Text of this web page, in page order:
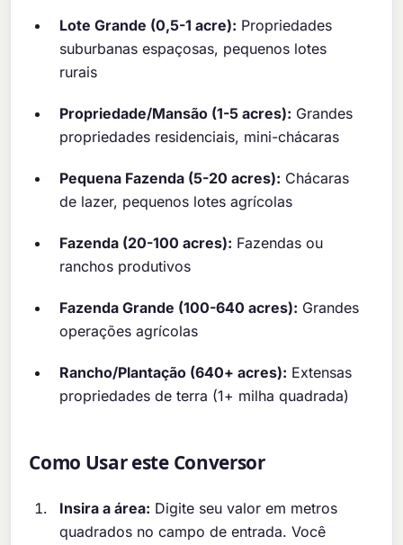
Lote Grande (0,5-1 acre): Propriedades
suburbanas espaçosas, pequenos lotes
rurais
Propriedade/Mansão (1-5 acres): Grandes
propriedades residenciais, mini-chácaras
Pequena Fazenda (5-20 acres): Chácaras
de lazer, pequenos lotes agrícolas
Fazenda (20-100 acres): Fazendas ou
ranchos produtivos
Fazenda Grande (100-640 acres): Grandes
operações agrícolas
Rancho/Plantação (640+ acres): Extensas
propriedades de terra (1+ milha quadrada)
Como Usar este Conversor
Insira a área: Digite seu valor em metros
quadrados no campo de entrada. Você